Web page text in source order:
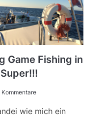
Game Fishing in
Kommentare
wie mich ein